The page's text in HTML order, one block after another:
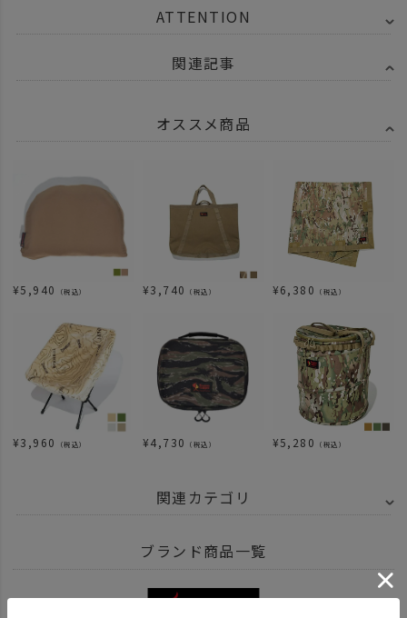
ATTENTION
関連記事
オススメ商品
¥5,940 （税込） ¥3,740 （税込） ¥6,380 （税込）
¥3,960 （税込） ¥4,730 （税込） ¥5,280 （税込）
関連カテゴリ
UNBY SELECT Oregonian Camper オレゴニアンキャンパー
ブランド商品一覧